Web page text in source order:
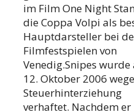
im Film One Night
die Coppa Volpi als
Hauptdarsteller bei
Filmfestspielen von
Venedig.Snipes wurde
12. Oktober 2006
Steuerhinterziehung
verhaftet. Nachdem er